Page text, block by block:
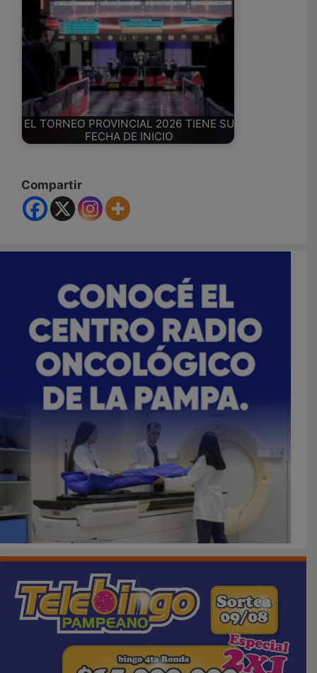
EL TORNEO PROVINCIAL 2026 TIENE SU
FECHA DE INICIO
Compartir